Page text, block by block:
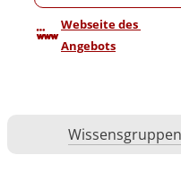
Webseite des
Angebots